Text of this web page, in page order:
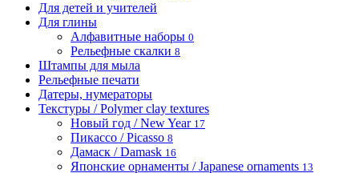
Для детей и учителей
Для глины
Алфавитные наборы 0
Рельефные скалки 8
Штампы для мыла
Рельефные печати
Датеры, нумераторы
Текстуры / Polymer clay textures
Новый год / New Year 17
Пикассо / Picasso 8
Дамаск / Damask 16
Японские орнаменты / Japanese ornaments 13